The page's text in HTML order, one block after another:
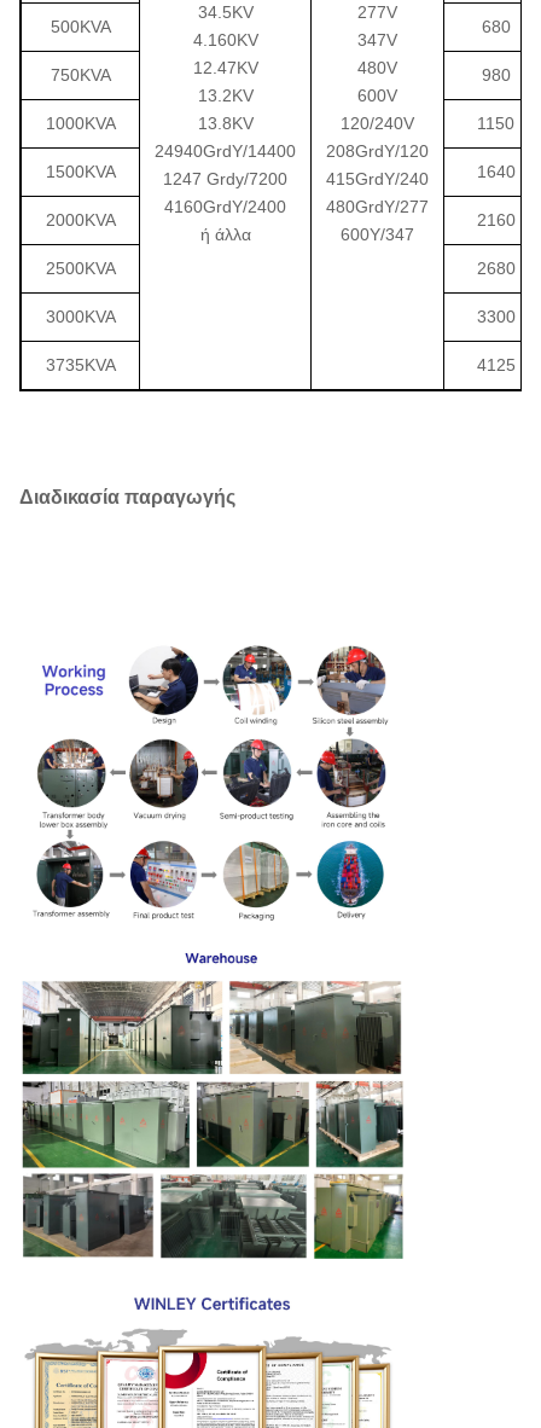
34.5KV
4.160KV
12.47KV
13.2KV
13.8KV
24940GrdY/14400
1247 Grdy/7200
4160GrdY/2400
ή άλλα
277V
347V
480V
600V
120/240V
208GrdY/120
415GrdY/240
480GrdY/277
600Y/347
500KVA 680
750KVA 980
1000KVA 1150
1500KVA 1640
2000KVA 2160
2500KVA 2680
3000KVA 3300
3735KVA 4125
Διαδικασία παραγωγής